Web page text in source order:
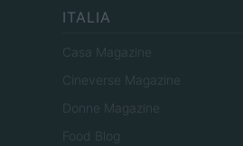
ITALIA
Casa Magazine
Cineverse Magazine
Donne Magazine
Food Blog